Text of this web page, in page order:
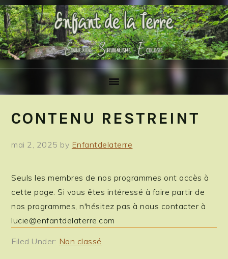
Skip
to
primary
navigation
Skip
to
main
content
Skip
to
primary
sidebar
CONTENU RESTREINT
mai 2, 2025 by Enfantdelaterre
Seuls les membres de nos programmes ont accès à
cette page. Si vous êtes intéressé à faire partir de
nos programmes, n'hésitez pas à nous contacter à
lucie@enfantdelaterre.com
Filed Under: Non classé